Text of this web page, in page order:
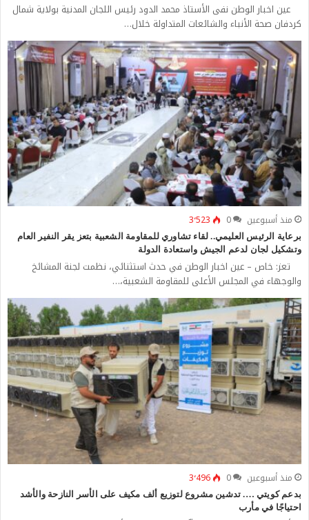
عين اخبار الوطن نفى الأستاذ محمد الدود رئيس اللجان المدنية بولاية شمال
كردفان صحة الأنباء والشائعات المتداولة خلال…
منذ أسبوعين 0 3٬523
برعاية الرئيس العليمي.. لقاء تشاوري للمقاومة الشعبية بتعز يقر النفير العام
وتشكيل لجان لدعم الجيش واستعادة الدولة
تعز: خاص – عين اخبار الوطن في حدث استثنائي، نظمت لجنة المشائخ
والوجهاء في المجلس الأعلى للمقاومة الشعبية،…
منذ أسبوعين 0 3٬496
بدعم كويتي …. تدشين مشروع لتوزيع ألف مكيف على الأسر النازحة والأشد
احتياجًا في مأرب